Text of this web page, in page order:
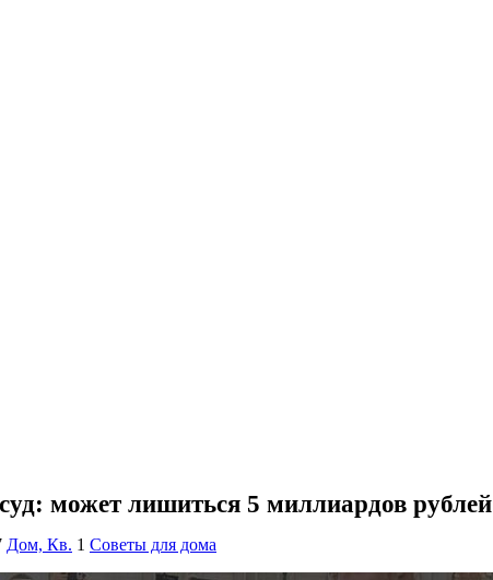
может лишиться 5 миллиардов рублей
Дом, Кв. 1 Советы для дома